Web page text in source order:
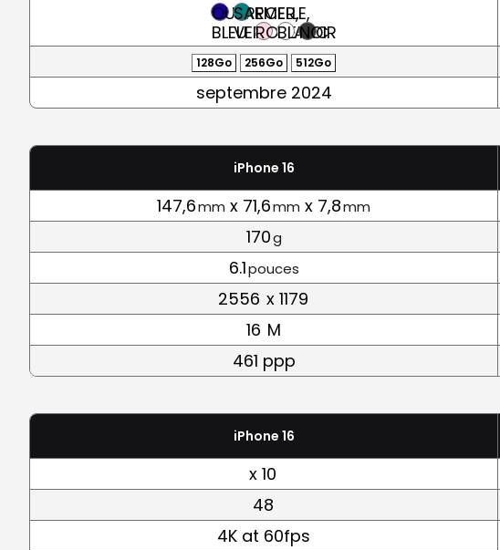
OUTREMER,
BLEU
SARCELLE,
VERTROSEBLANC
NOIR
128Go 256Go 512Go
septembre 2024
iPhone 16
147,6mm x 71,6mm x 7,8mm
170g
6.1pouces
2556 x 1179
16 M
461 ppp
iPhone 16
x 10
48
4K at 60fps